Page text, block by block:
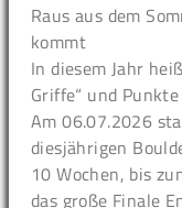
Raus aus dem
kommt
In diesem Jahr
Griffe“ und
Am 06.07.2026
diesjährigen
10 Wochen, bis
das große Finale